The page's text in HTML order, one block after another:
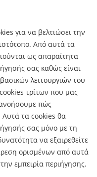
για να βελτιώσει την
Από αυτά τα
ως απαραίτητα
σας καθώς είναι
λειτουργιών του
τρίτων που μας
πώς
Αυτά τα cookies θα
σας μόνο με τη
να εξαιρεθείτε
ορισμένων από αυτά
εμπειρία περιήγησης.